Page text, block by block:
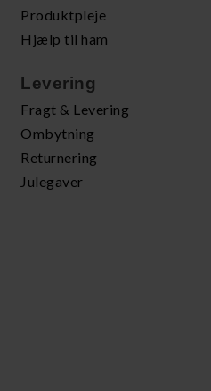
Produktpleje
Hjælp til ham
Levering
Fragt & Levering
Ombytning
Returnering
Julegaver